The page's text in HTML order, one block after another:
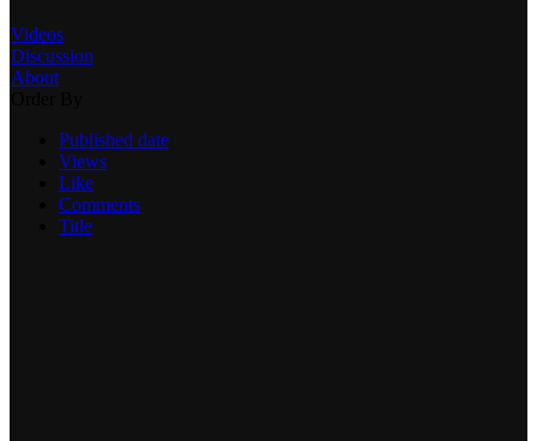
Videos
Discussion
About
Published date
Views
Like
Comments
Title